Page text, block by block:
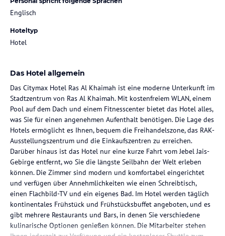
Englisch
Hoteltyp
Hotel
Das Hotel allgemein
Das Citymax Hotel Ras Al Khaimah ist eine moderne Unterkunft im
Stadtzentrum von Ras Al Khaimah. Mit kostenfreiem WLAN, einem
Pool auf dem Dach und einem Fitnesscenter bietet das Hotel alles,
was Sie für einen angenehmen Aufenthalt benötigen. Die Lage des
Hotels ermöglicht es Ihnen, bequem die Freihandelszone, das RAK-
Ausstellungszentrum und die Einkaufszentren zu erreichen.
Darüber hinaus ist das Hotel nur eine kurze Fahrt vom Jebel Jais-
Gebirge entfernt, wo Sie die längste Seilbahn der Welt erleben
können. Die Zimmer sind modern und komfortabel eingerichtet
und verfügen über Annehmlichkeiten wie einen Schreibtisch,
einen Flachbild-TV und ein eigenes Bad. Im Hotel werden täglich
kontinentales Frühstück und Frühstücksbuffet angeboten, und es
gibt mehrere Restaurants und Bars, in denen Sie verschiedene
kulinarische Optionen genießen können. Die Mitarbeiter stehen